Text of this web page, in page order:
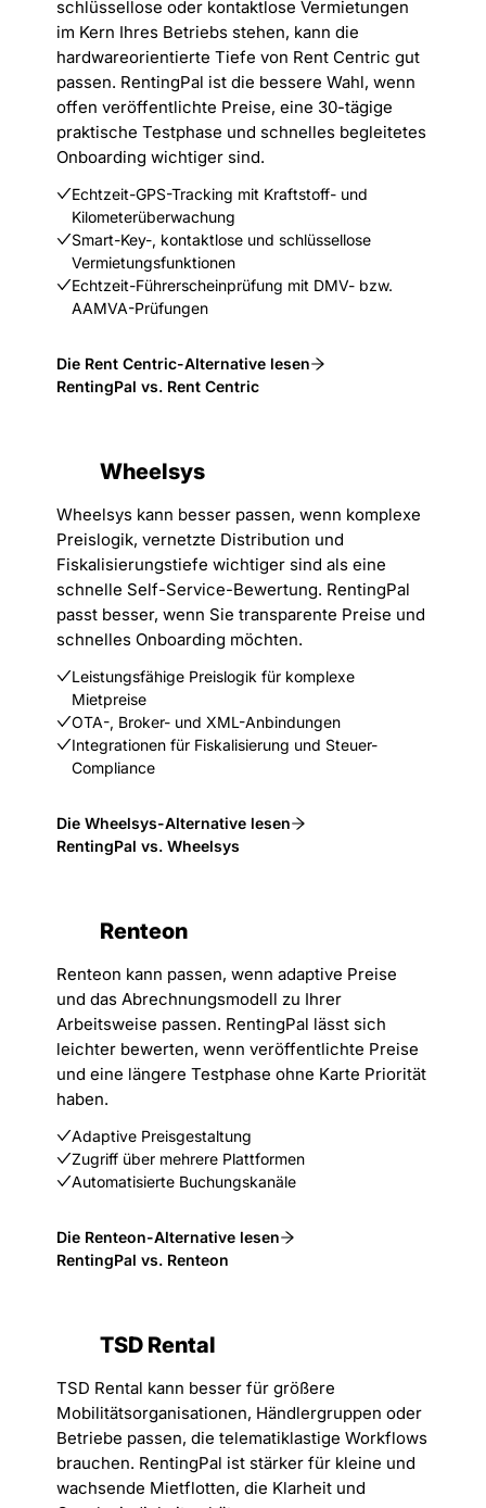
schlüssellose oder kontaktlose Vermietungen
im Kern Ihres Betriebs stehen, kann die
hardwareorientierte Tiefe von Rent Centric gut
passen. RentingPal ist die bessere Wahl, wenn
offen veröffentlichte Preise, eine 30-tägige
praktische Testphase und schnelles begleitetes
Onboarding wichtiger sind.
Echtzeit-GPS-Tracking mit Kraftstoff- und
Kilometerüberwachung
Smart-Key-, kontaktlose und schlüssellose
Vermietungsfunktionen
Echtzeit-Führerscheinprüfung mit DMV- bzw.
AAMVA-Prüfungen
Die Rent Centric-Alternative lesen
RentingPal vs. Rent Centric
Wheelsys
Wheelsys kann besser passen, wenn komplexe
Preislogik, vernetzte Distribution und
Fiskalisierungstiefe wichtiger sind als eine
schnelle Self-Service-Bewertung. RentingPal
passt besser, wenn Sie transparente Preise und
schnelles Onboarding möchten.
Leistungsfähige Preislogik für komplexe
Mietpreise
OTA-, Broker- und XML-Anbindungen
Integrationen für Fiskalisierung und Steuer-
Compliance
Die Wheelsys-Alternative lesen
RentingPal vs. Wheelsys
Renteon
Renteon kann passen, wenn adaptive Preise
und das Abrechnungsmodell zu Ihrer
Arbeitsweise passen. RentingPal lässt sich
leichter bewerten, wenn veröffentlichte Preise
und eine längere Testphase ohne Karte Priorität
haben.
Adaptive Preisgestaltung
Zugriff über mehrere Plattformen
Automatisierte Buchungskanäle
Die Renteon-Alternative lesen
RentingPal vs. Renteon
TSD Rental
TSD Rental kann besser für größere
Mobilitätsorganisationen, Händlergruppen oder
Betriebe passen, die telematiklastige Workflows
brauchen. RentingPal ist stärker für kleine und
wachsende Mietflotten, die Klarheit und